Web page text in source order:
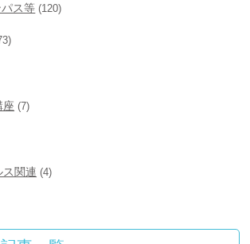
ス等 (120)
座 (7)
ス関連 (4)